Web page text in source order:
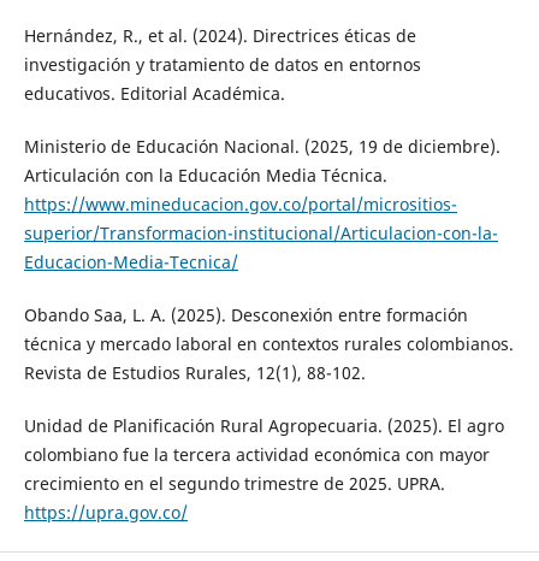
Hernández, R., et al. (2024). Directrices éticas de
investigación y tratamiento de datos en entornos
educativos. Editorial Académica.
Ministerio de Educación Nacional. (2025, 19 de diciembre).
Articulación con la Educación Media Técnica.
https://www.mineducacion.gov.co/portal/micrositios-
superior/Transformacion-institucional/Articulacion-con-la-
Educacion-Media-Tecnica/
Obando Saa, L. A. (2025). Desconexión entre formación
técnica y mercado laboral en contextos rurales colombianos.
Revista de Estudios Rurales, 12(1), 88-102.
Unidad de Planificación Rural Agropecuaria. (2025). El agro
colombiano fue la tercera actividad económica con mayor
crecimiento en el segundo trimestre de 2025. UPRA.
https://upra.gov.co/